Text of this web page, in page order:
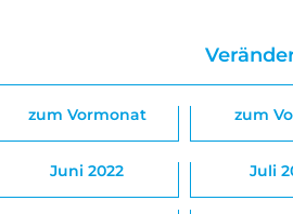
zum Vormonat zum
Juni 2022 Juli